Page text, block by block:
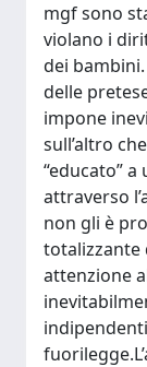
mgf sono
violano i
dei
delle
impone
sull’altro
“educato”
attraverso
non gli è
totalizzante
attenzione